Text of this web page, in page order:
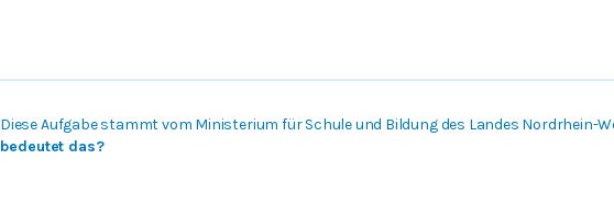
Diese Aufgabe stammt vom Ministerium für Schule und Bildung des Landes Nordrhein-
bedeutet das?